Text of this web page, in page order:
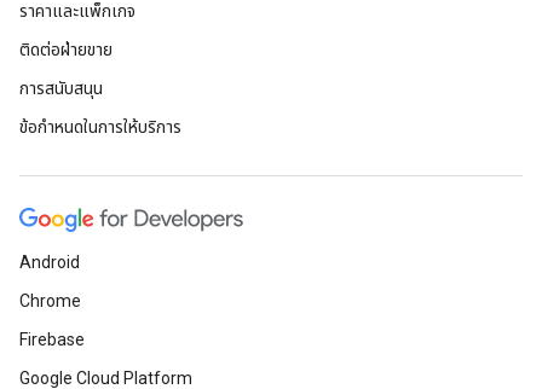
ราคาและแพ็กเกจ
ติดต่อฝ่ายขาย
การสนับสนุน
ข้อกำหนดในการให้บริการ
Android
Chrome
Firebase
Google Cloud Platform